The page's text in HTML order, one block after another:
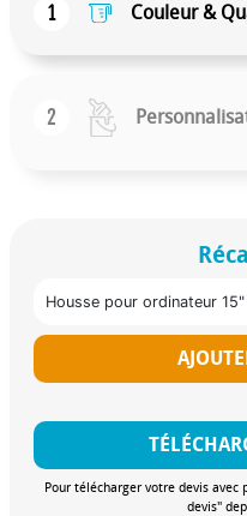
1 Couleur &
2
Housse pour ordinateur
Pour télécharger votre devis avec
devis"